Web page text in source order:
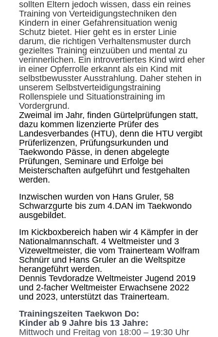
sollten Eltern jedoch wissen, dass ein reines
Training von Verteidigungstechniken den
Kindern in einer Gefahrensituation wenig
Schutz bietet. Hier geht es in erster Linie
darum, die richtigen Verhaltensmuster durch
gezieltes Training einzuüben und mental zu
verinnerlichen. Ein introvertiertes Kind wird eher
in einer Opferrolle erkannt als ein Kind mit
selbstbewusster Ausstrahlung. Daher stehen in
unserem Selbstverteidigungstraining
Rollenspiele und Situationstraining im
Vordergrund.
Zweimal im Jahr, finden Gürtelprüfungen statt,
dazu kommen lizenzierte Prüfer des
Landesverbandes (HTU), denn die HTU vergibt
Prüferlizenzen, Prüfungsurkunden und
Taekwondo Pässe, in denen abgelegte
Prüfungen, Seminare und Erfolge bei
Meisterschaften aufgeführt und festgehalten
werden.
Inzwischen wurden von Hans Gruler, 58
Schwarzgurte bis zum 4.DAN im Taekwondo
ausgebildet.
Im Kickboxbereich haben wir 4 Kämpfer in der
Nationalmannschaft. 4 Weltmeister und 3
Vizeweltmeister, die vom Trainerteam Wolfram
Schnürr und Hans Gruler an die Weltspitze
herangeführt werden.
Dennis Tevdoradze Weltmeister Jugend 2019
und 2-facher Weltmeister Erwachsene 2022
und 2023, unterstützt das Trainerteam.
Trainingszeiten Taekwon Do:
Kinder ab 9 Jahre bis 13 Jahre:
Mittwoch und Freitag von 18:00 – 19:30 Uhr